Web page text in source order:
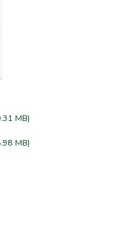
MB)
MB)